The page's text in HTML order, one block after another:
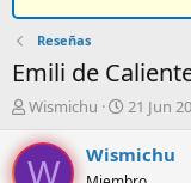
Reseñas
Emili de
A
t
o
Wismichu
F
c
21 Jun
W Wismichu